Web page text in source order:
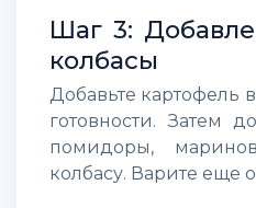
Шаг 3:
колбасы
Добавьте картофель в бульон и варите до
готовности. Затем
помидоры,
колбасу. Варите еще